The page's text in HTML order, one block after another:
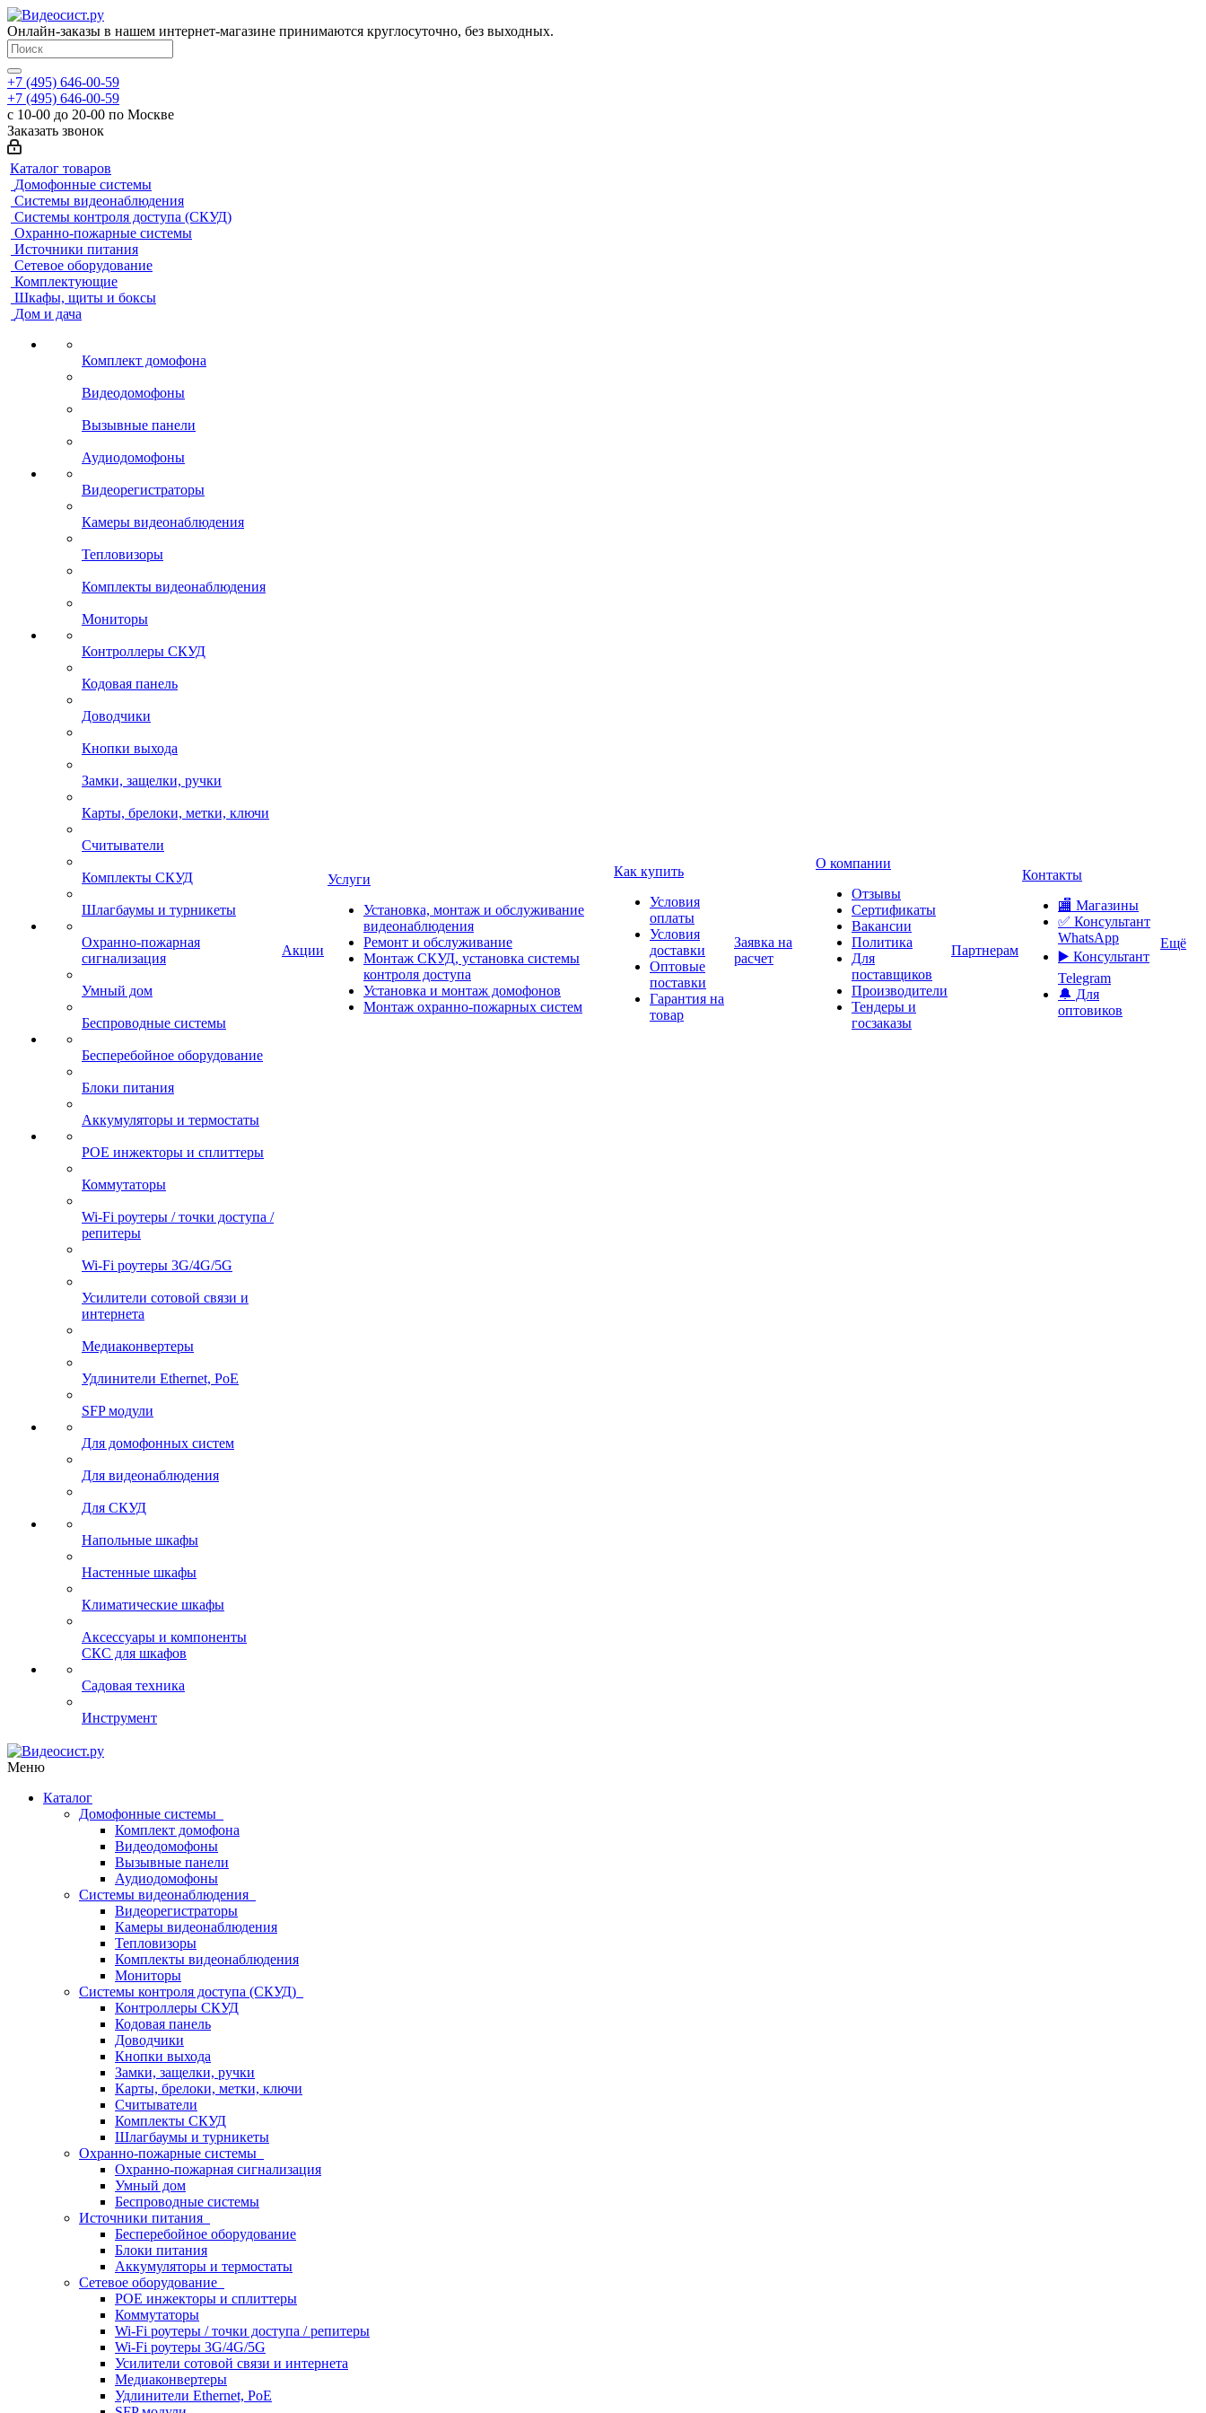
Онлайн-заказы в нашем интернет-магазине принимаются круглосуточно, без выходных.
+7 (495) 646-00-59
+7 (495) 646-00-59
с 10-00 до 20-00 по Москве
Заказать звонок
Каталог товаров
Домофонные системы
Системы видеонаблюдения
Системы контроля доступа (СКУД)
Охранно-пожарные системы
Источники питания
Сетевое оборудование
Комплектующие
Шкафы, щиты и боксы
Дом и дача
Комплект домофона
Видеодомофоны
Вызывные панели
Аудиодомофоны
Видеорегистраторы
Камеры видеонаблюдения
Тепловизоры
Комплекты видеонаблюдения
Мониторы
Контроллеры СКУД
Кодовая панель
Доводчики
Кнопки выхода
Замки, защелки, ручки
Карты, брелоки, метки, ключи
Считыватели
Комплекты СКУД
Шлагбаумы и турникеты
Охранно-пожарная
сигнализация
Умный дом
Беспроводные системы
Бесперебойное оборудование
Блоки питания
Аккумуляторы и термостаты
POE инжекторы и сплиттеры
Коммутаторы
Wi-Fi роутеры / точки доступа /
репитеры
Wi-Fi роутеры 3G/4G/5G
Усилители сотовой связи и
интернета
Медиаконвертеры
Удлинители Ethernet, PoE
SFP модули
Для домофонных систем
Для видеонаблюдения
Для СКУД
Напольные шкафы
Настенные шкафы
Климатические шкафы
Аксессуары и компоненты
СКС для шкафов
Садовая техника
Инструмент
Акции
Услуги
Установка, монтаж и обслуживание
видеонаблюдения
Ремонт и обслуживание
Монтаж СКУД, установка системы
контроля доступа
Установка и монтаж домофонов
Монтаж охранно-пожарных систем
Как купить
Условия
оплаты
Условия
доставки
Оптовые
поставки
Гарантия на
товар
Заявка на
расчет
О компании
Отзывы
Сертификаты
Вакансии
Политика
Для
поставщиков
Производители
Тендеры и
госзаказы
Партнерам
Контакты
🏬 Магазины
✅️ Консультант
WhatsApp
▶️ Консультант
Telegram
🔔 Для
оптовиков
Ещё
Меню
Каталог
Домофонные системы
Комплект домофона
Видеодомофоны
Вызывные панели
Аудиодомофоны
Системы видеонаблюдения
Видеорегистраторы
Камеры видеонаблюдения
Тепловизоры
Комплекты видеонаблюдения
Мониторы
Системы контроля доступа (СКУД)
Контроллеры СКУД
Кодовая панель
Доводчики
Кнопки выхода
Замки, защелки, ручки
Карты, брелоки, метки, ключи
Считыватели
Комплекты СКУД
Шлагбаумы и турникеты
Охранно-пожарные системы
Охранно-пожарная сигнализация
Умный дом
Беспроводные системы
Источники питания
Бесперебойное оборудование
Блоки питания
Аккумуляторы и термостаты
Сетевое оборудование
POE инжекторы и сплиттеры
Коммутаторы
Wi-Fi роутеры / точки доступа / репитеры
Wi-Fi роутеры 3G/4G/5G
Усилители сотовой связи и интернета
Медиаконвертеры
Удлинители Ethernet, PoE